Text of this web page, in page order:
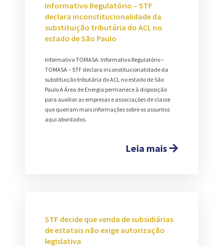
Informativo Regulatório – STF
declara inconstitucionalidade da
substituição tributária do ACL no
estado de São Paulo
Informativo TOMASA: Informativo Regulatório –
TOMASA – STF declara inconstitucionalidade da
substituição tributária do ACL no estado de São
Paulo A Área de Energia permanece à disposição
para auxiliar as empresas e associações de classe
que queiram mais informações sobre os assuntos
aqui abordados.
Leia mais
STF decide que venda de subsidiárias
de estatais não exige autorização
legislativa